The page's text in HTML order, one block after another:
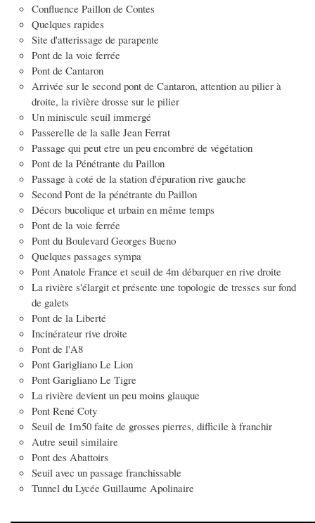
Confluence Paillon de Contes
Quelques rapides
Site d'atterissage de parapente
Pont de la voie ferrée
Pont de Cantaron
Arrivée sur le second pont de Cantaron, attention au pilier à
droite, la rivière drosse sur le pilier
Un miniscule seuil immergé
Passerelle de la salle Jean Ferrat
Passage qui peut etre un peu encombré de végétation
Pont de la Pénétrante du Paillon
Passage à coté de la station d'épuration rive gauche
Second Pont de la pénétrante du Paillon
Décors bucolique et urbain en même temps
Pont de la voie ferrée
Pont du Boulevard Georges Bueno
Quelques passages sympa
Pont Anatole France et seuil de 4m débarquer en rive droite
La rivière s'élargit et présente une topologie de tresses sur fond
de galets
Pont de la Liberté
Incinérateur rive droite
Pont de l'A8
Pont Garigliano Le Lion
Pont Garigliano Le Tigre
La rivière devient un peu moins glauque
Pont René Coty
Seuil de 1m50 faite de grosses pierres, difficile à franchir
Autre seuil similaire
Pont des Abattoirs
Seuil avec un passage franchissable
Tunnel du Lycée Guillaume Apolinaire